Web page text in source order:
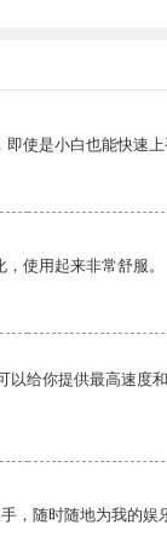
使是小白也能快速上
使用起来非常舒服。
以给你提供最高速度
，随时随地为我的娱